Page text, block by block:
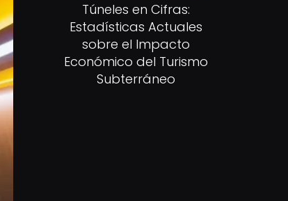
Túneles en Cifras:
Estadísticas Actuales
sobre el Impacto
Económico del Turismo
Subterráneo